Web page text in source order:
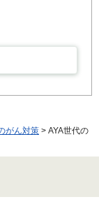
がん対策 > AYA世代の